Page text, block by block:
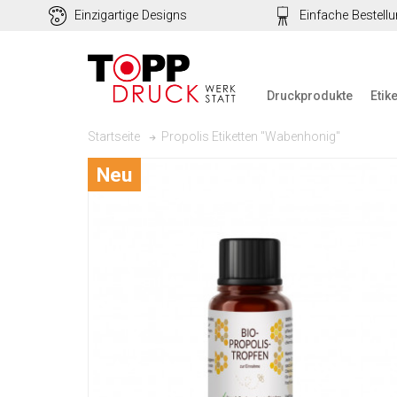
Einzigartige Designs Einfache
Druckprodukte
Startseite Propolis Etiketten "Wabenhonig"
Neu